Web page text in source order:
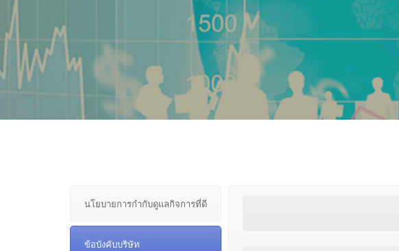
นโยบายการกำกับดูแลกิจการที่ดี
ข้อบังคับบริษัท